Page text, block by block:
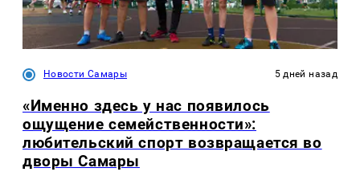
Новости Самары 5 дней назад
«Именно здесь у нас появилось
ощущение семейственности»:
любительский спорт возвращается во
дворы Самары